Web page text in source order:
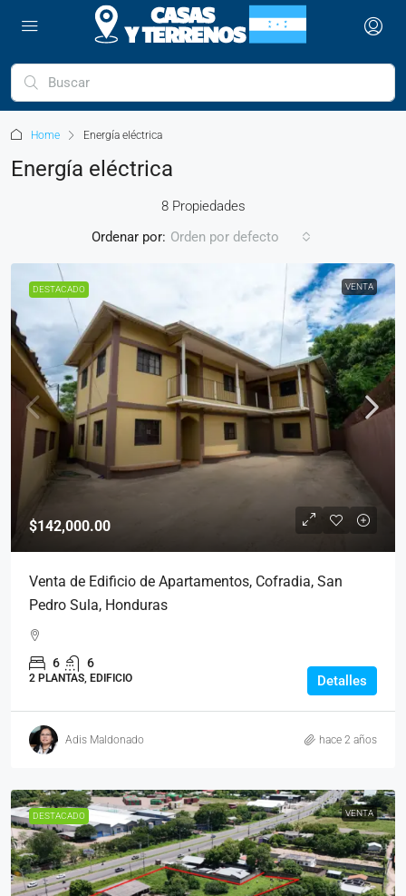
Home Energía eléctrica
Energía eléctrica
8 Propiedades
Ordenar por: Orden por defecto
DESTACADO VENTA
$142,000.00
Venta de Edificio de Apartamentos, Cofradia, San
Pedro Sula, Honduras
6 6
2 PLANTAS, EDIFICIO Detalles
Adis Maldonado hace 2 años
DESTACADO VENTA